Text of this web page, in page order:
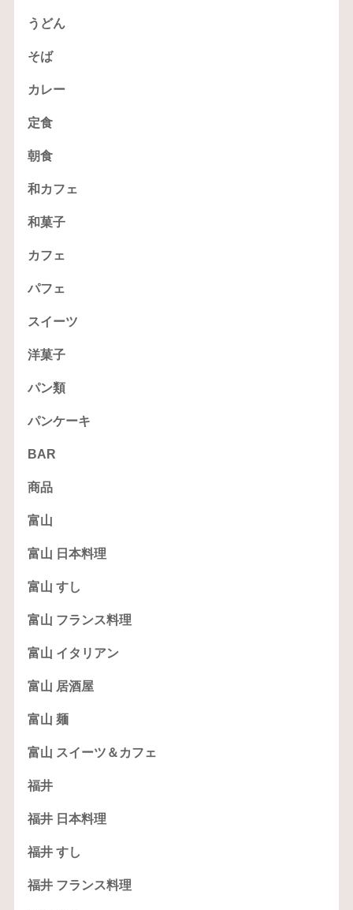
うどん
そば
カレー
定食
朝食
和カフェ
和菓子
カフェ
パフェ
スイーツ
洋菓子
パン類
パンケーキ
BAR
商品
富山
富山 日本料理
富山 すし
富山 フランス料理
富山 イタリアン
富山 居酒屋
富山 麺
富山 スイーツ＆カフェ
福井
福井 日本料理
福井 すし
福井 フランス料理